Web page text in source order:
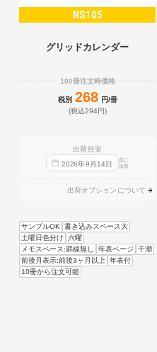
NS105
グリッドカレンダー
100冊注文時価格
税別 268 円/冊
(税込294円)
出荷目安
2026年9 月 14日
迄に
出荷
出荷オプションについて
サンプルOK
書き込みスペース大
土曜日色分け
六曜
メモスペース:罫線無し
年表ページ
干潮
前後月表示:前後3ヶ月以上
年表付
10冊から注文可能